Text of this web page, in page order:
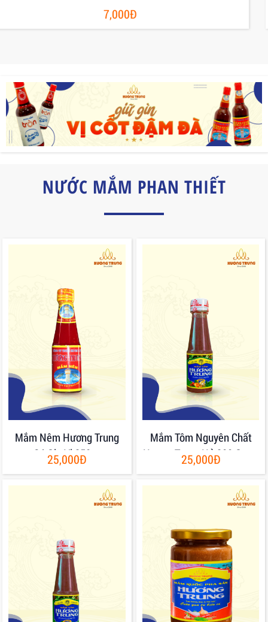
45,000Đ
NƯỚC MẮM PHAN THIẾT
Mắm Nêm Hương Trung
Có Gia Vị 250gr
25,000Đ
Mắm Tôm Nguyên Chất
Hương Trung Hủ 200 Gram
25,000Đ